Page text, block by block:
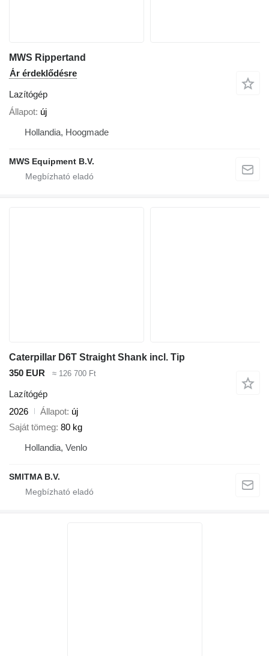
MWS Rippertand
Ár érdeklődésre
Lazítógép
Állapot új
Hollandia, Hoogmade
MWS Equipment B.V.
Caterpillar D6T Straight Shank incl. Tip
350 EUR
≈ 126 700 Ft
Lazítógép
2026
Állapot új
Saját tömeg 80 kg
Hollandia, Venlo
SMITMA B.V.